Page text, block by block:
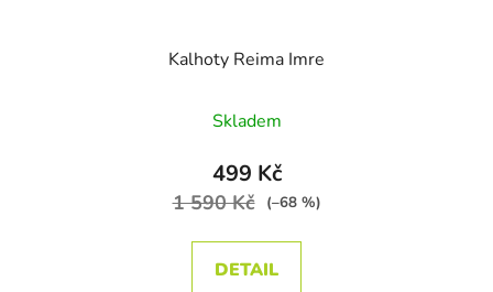
Kalhoty Reima Imre
Skladem
499 Kč
1 590 Kč (–68 %)
DETAIL